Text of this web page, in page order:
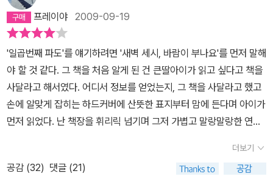
에미.레오는 복수를 하는 듯하다.갑자기 메일 계정이 없어지고 보스
턴으로 가버린다.겨우 연락이 닿았는데 이젠 보스턴에서 파멜라라는
새로운 여인까지 데리고 돌아온다.결국 둘은 계속된 밀고 당김을 계
속하다가 서로의 사랑을 확인한다.이 둘의 메일만 통해서 그들의 만
남과 주위 상황을 이해하는 편지 형식이 참 매력적이다.단서가 한정
적인 만큼 나에게 작가가 던져준 상상력의 범위는 무한하다.이 소설
의 중반에 에미가 끝.이라며 일곱 번째 운운하던 그 부분에서 에미는
자신의 남편과 이혼을 결심한다.그러고는 계속 자신의 이혼 사실을
숨기면서 레오에게 사랑을 갈구한다.레오는 사회적인 제약으로 괴로
워만 하고..의외로 레오는 참 소심한 사람이다.이 편지에서 여실히 그
프레이야2009-09-19
'일곱번째 파도'를 얘기하려면 '새벽 세시, 바람이 부나요'를 먼저 말해
야 할 것 같다. 그 책을 처음 알게 된 건 큰딸아이가 읽고 싶다고 책을
사달라고 해서였다. 어디서 정보를 얻었는지, 그 책을 사달라고 했고
손에 알맞게 잡히는 하드커버에 산뜻한 표지부터 맘에 든다며 아이가
먼저 읽었다. 난 책장을 휘리릭 넘기며 그저 가볍고 말랑말랑한 연애
한테 먼저 들었다. (얘가얘가 ..내가 생각하는 것보다훨씬 성숙한 건
가.)공식홍보대사(^^) 다락방님에게도 익히 강추받은 책이다. 그 후
더보기
공감 (32) 댓글 (21)